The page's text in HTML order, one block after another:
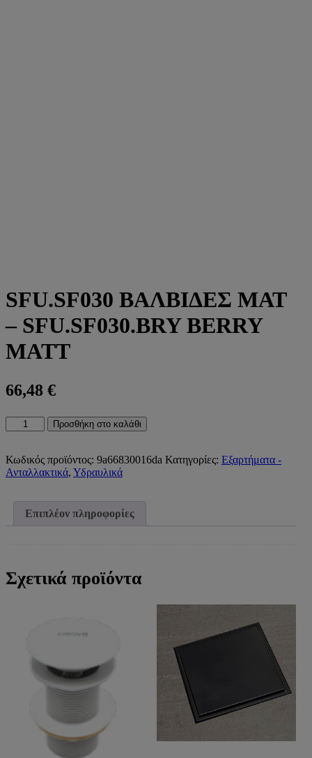
SFU.SF030 ΒΑΛΒΙΔΕΣ ΜΑΤ
– SFU.SF030.BRY BERRY
MATT
66,48 €
SFU.SF030
ΒΑΛΒΙΔΕΣ
-
SFU.SF030.BRY
ποσότητα
Προσθήκη στο καλάθι
Κωδικός προϊόντος: 9a66830016da Κατηγορίες: Εξαρτήματα -
Ανταλλακτικά, Υδραυλικά
Επιπλέον πληροφορίες
Σχετικά προϊόντα